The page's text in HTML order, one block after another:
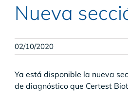
Nueva
02/10/2020
Ya está disponible la nueva
de diagnóstico que Certest